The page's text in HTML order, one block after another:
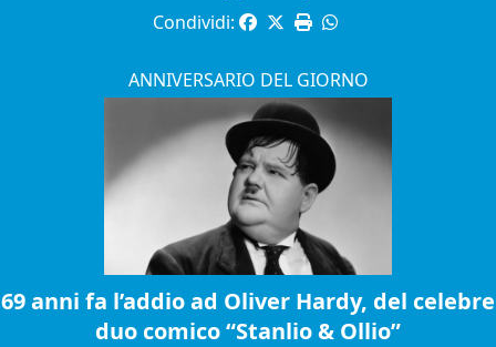
Condividi:
ANNIVERSARIO DEL GIORNO
69 anni fa l’addio ad Oliver Hardy, del celebre
duo comico “Stanlio & Ollio”